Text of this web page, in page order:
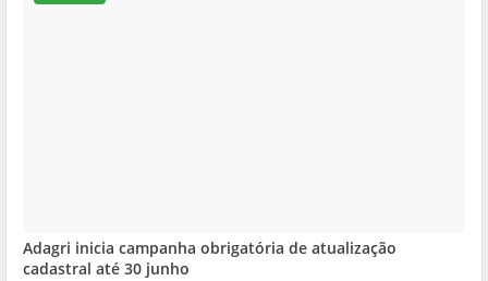
Adagri inicia campanha obrigatória de atualização
cadastral até 30 junho